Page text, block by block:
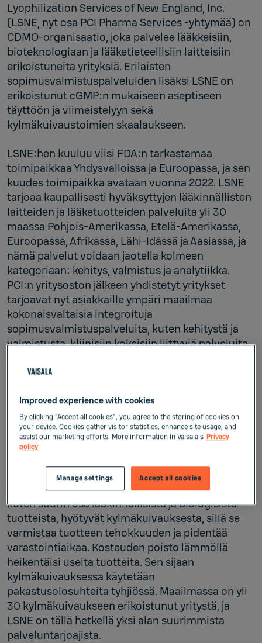
Lyophilization Services of New England, Inc.
(LSNE, nyt osa PCI Pharma Services -yhtymää) on
CDMO-organisaatio, joka palvelee lääkkeisiin,
bioteknologiaan ja lääketieteellisiin laitteisiin
erikoistuneita yrityksiä. Erilaisten
sopimusvalmistuspalveluiden lisäksi LSNE on
erikoistunut cGMP:n mukaiseen aseptiseen
täyttöön ja viimeistelyyn sekä
kylmäkuivaustoimien skaalaukseen.
LSNE:hen kuuluu viisi FDA:n tarkastamaa
toimipaikkaa Yhdysvalloissa ja Euroopassa, ja sen
kuudes toimipaikka avataan vuonna 2022. LSNE
tarjoaa kaupallisesti hyväksyttyjen lääkinnällisten
laitteiden ja lääketuotteiden palveluita yli 30
maassa Pohjois-Amerikassa, Etelä-Amerikassa,
Euroopassa, Afrikassa, Lähi-Idässä ja Aasiassa, ja
nämä palvelut voidaan jaotella kolmeen
kategoriaan: kehitys, valmistus ja analytiikka.
PCI:n yritysoston jälkeen yhdistetyt yritykset
tarjoavat nyt asiakkaille ympäri maailmaa
kokonaisvaltaisia integroituja
sopimusvalmistuspalveluita, kuten kehitystä ja
valmistusta, kliinisiin kokeisiin liittyviä palveluita
emulsioiden, suspensioiden, liposomien,
polymeeri-nanopartikkelien tai lipidi-
nanopartikkelien formulointiprosesseja, se on
markkinajohtaja kylmäkuivauksessa, jossa
jäätynyt vesi sublimoidaan tuotteesta
suurtyhjiössä. Liuoksessa heikentyvät tuotteet,
kuten suurin osa lääkinnällisistä ja biologisista
tuotteista, hyötyvät kylmäkuivauksesta, sillä se
varmistaa tuotteen tehokkuuden ja pidentää
varastointiaikaa. Kosteuden poisto lämmöllä
heikentäisi useita tuotteita. Sen sijaan
kylmäkuivauksessa käytetään
pakastusolosuhteita tyhjiössä. Maailmassa on yli
30 kylmäkuivaukseen erikoistunut yritystä, ja
LSNE on tällä hetkellä yksi alan suurimmista
palveluntarjoajista.
Improved experience with cookies
By clicking “Accept all cookies”, you agree to the storing of cookies on
your device. Cookies gather visitor statistics, enhance site usage, and
assist our marketing efforts. More information in Vaisala's Privacy
policy
Accept all cookies
Manage settings